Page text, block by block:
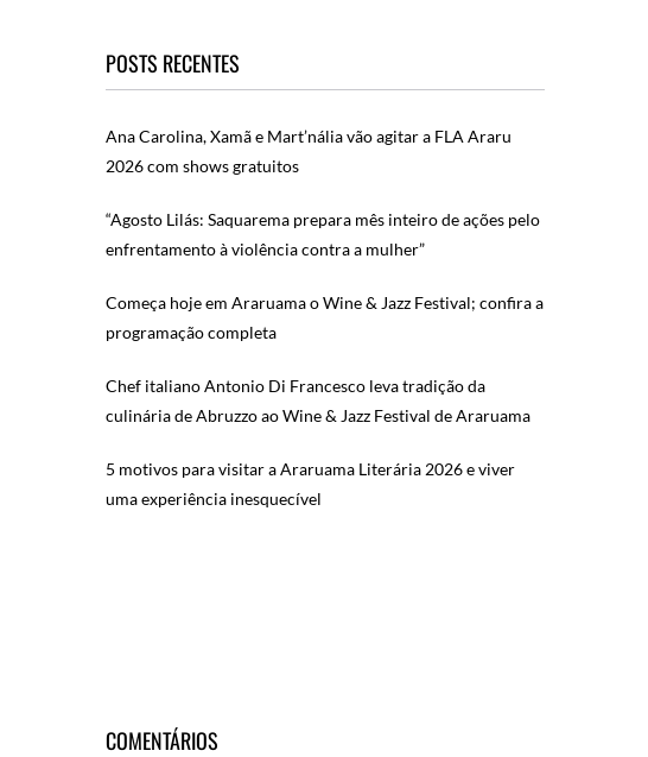
POSTS RECENTES
Ana Carolina, Xamã e Mart’nália vão agitar a FLA Araru
2026 com shows gratuitos
“Agosto Lilás: Saquarema prepara mês inteiro de ações pelo
enfrentamento à violência contra a mulher”
Começa hoje em Araruama o Wine & Jazz Festival; confira a
programação completa
Chef italiano Antonio Di Francesco leva tradição da
culinária de Abruzzo ao Wine & Jazz Festival de Araruama
5 motivos para visitar a Araruama Literária 2026 e viver
uma experiência inesquecível
COMENTÁRIOS